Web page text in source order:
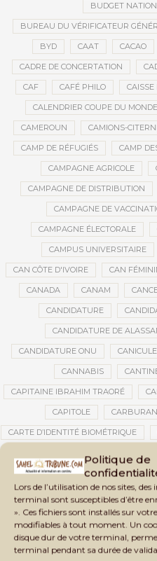
Politique de
Lors de l’utilisation de nos sites,
terminal sont susceptibles d’être
». Ces fichiers sont installés sur
modifiables à tout moment. Un
disque dur de votre terminal,
terminal pendant sa durée de
BUDGET
BUREAU DU VÉRIFICATEUR
BYD CAAT CACAO
CADRE DE CONCERTATION
CAF CAFÉ PHILO CAISSE
CALENDRIER COUPE DU MONDE
CAMEROUN CAMIONS-
CAMP DE RÉFUGIÉS CAMP
CAMPAGNE AGRICOLE
CAMPAGNE DE DISTRIBUTION
CAMPAGNE DE
CAMPAGNE ÉLECTORALE
CAMPUS UNIVERSITAIRE
CAN CÔTE D'IVOIRE CAN
CANADA CANAM
CANDIDATURE
CANDIDATURE DE
CANDIDATURE ONU CANICULE
CANNABIS
CAPITAINE IBRAHIM TRAORÉ
CAPITOLE
CARTE D’IDENTITÉ BIOMÉTRIQUE
CATASTROPHES CLIMATIQUES
CAUTION 10 000 DOLLARS
CEDEAO CÉDÉAO CEI
CEMAPI CEN-SNESUP
CENTRAFRIQUE